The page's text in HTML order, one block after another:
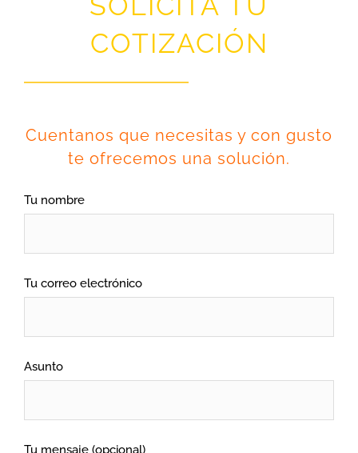
COTIZACIÓN
Cuentanos que necesitas y con gusto
te ofrecemos una solución.
Tu nombre
Tu correo electrónico
Asunto
Tu mensaje (opcional)